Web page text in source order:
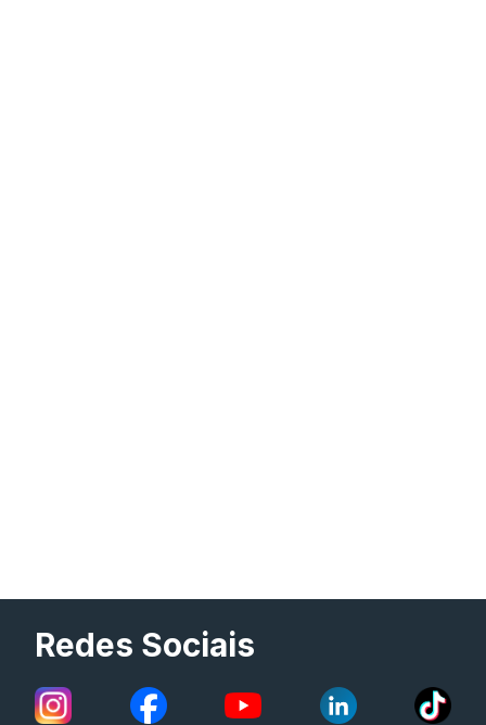
Redes Sociais